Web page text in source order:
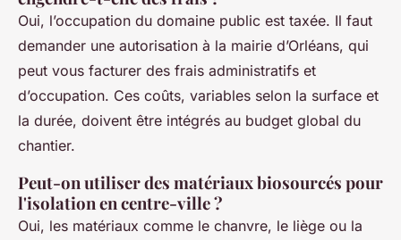
Oui, l’occupation du domaine public est taxée. Il faut
demander une autorisation à la mairie d’Orléans, qui
peut vous facturer des frais administratifs et
d’occupation. Ces coûts, variables selon la surface et
la durée, doivent être intégrés au budget global du
chantier.
Peut-on utiliser des matériaux biosourcés pour
l'isolation en centre-ville ?
Oui, les matériaux comme le chanvre, le liège ou la